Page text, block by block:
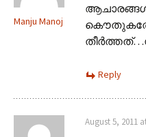
Manju Manoj
Reply
August 5, 2011